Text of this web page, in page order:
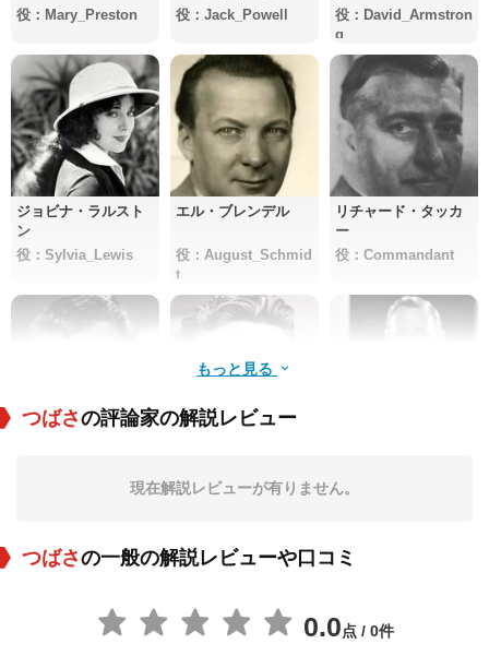
役：Mary_Preston
役：Jack_Powell
役：David_Armstron
g
ジョビナ・ラルスト
ン
役：Sylvia_Lewis
エル・ブレンデル
役：August_Schmid
t
リチャード・タッカ
ー
役：Commandant
役：Sergeant
役：Lieutenant Cam
もっと見る
つばさの評論家の解説レビュー
現在解説レビューが有りません。
つばさの一般の解説レビューや口コミ
0.0点 / 0件